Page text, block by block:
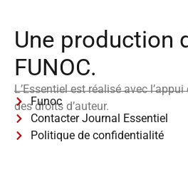
Une production
FUNOC.
L’Essentiel est réalisé avec
des droits d’auteur.
Funoc
Contacter Journal Essentiel
Politique de confidentialité